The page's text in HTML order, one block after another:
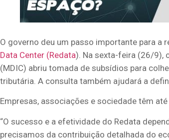
O governo deu um passo importante para a
Data Center (Redata). Na sexta-feira (26/9),
(MDIC) abriu tomada de subsídios para
tributária. A consulta também ajudará a
Empresas, associações e sociedade têm
“O sucesso e a efetividade do Redata
precisamos da contribuição detalhada do